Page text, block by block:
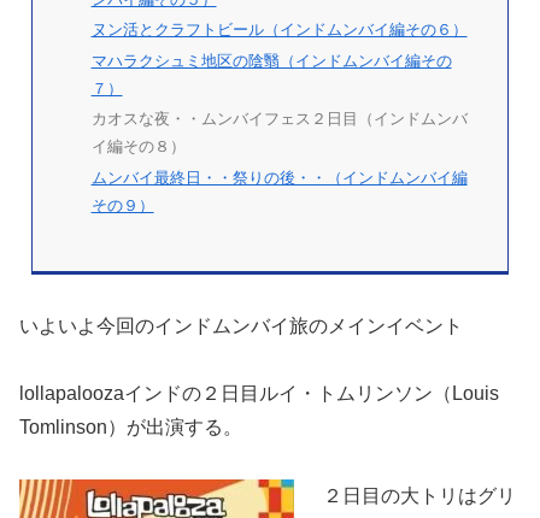
ヌン活とクラフトビール（インドムンバイ編その６）
マハラクシュミ地区の陰翳（インドムンバイ編その
７）
カオスな夜・・ムンバイフェス２日目（インドムンバ
イ編その８）
ムンバイ最終日・・祭りの後・・（インドムンバイ編
その９）
いよいよ今回のインドムンバイ旅のメインイベント
lollapaloozaインドの２日目ルイ・トムリンソン（Louis
Tomlinson）が出演する。
２日目の大トリはグリ